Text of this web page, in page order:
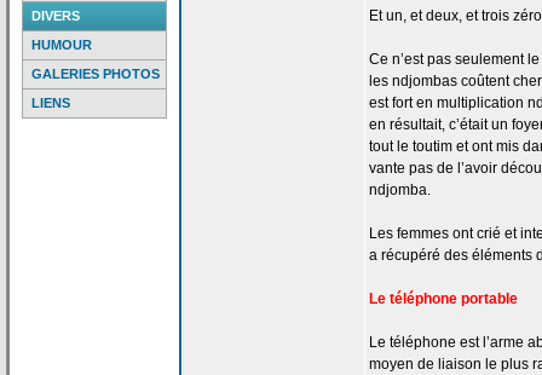
DIVERS
HUMOUR
GALERIES PHOTOS
LIENS
Et un, et deux, et trois
Ce n’est pas seulement
les ndjombas coûtent
est fort en multiplication
en résultait, c’était un
tout le toutim et ont mis
vante pas de l’avoir
ndjomba.
Les femmes ont crié et
a récupéré des éléments
Le téléphone portable
Le téléphone est l’arme
moyen de liaison le plus